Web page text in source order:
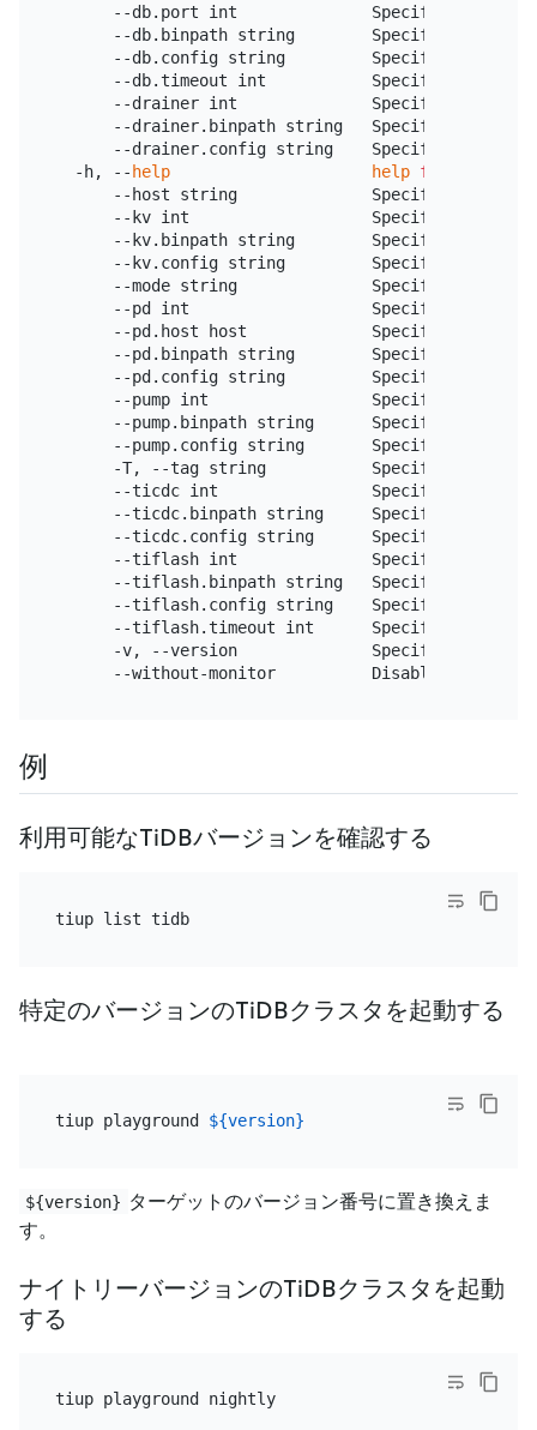
--db.port int              Specify the port
--db.binpath string        Specify the
--db.config string         Specify the
--db.timeout int           Specify TiDB
--drainer int              Specify Drainer
--drainer.binpath string   Specify the
--drainer.config string    Specify the
  -h, --
help help for
--host string              Specify the
--kv int                   Specify the
--kv.binpath string        Specify the
--kv.config string         Specify the
--mode string              Specify the
--pd int                   Specify the
--pd.host host             Specify the
--pd.binpath string        Specify the PD
--pd.config string         Specify the PD
--pump int                 Specify the
--pump.binpath string      Specify the
--pump.config string       Specify the
      -T, --tag string           Specify a tag
--ticdc int                Specify the
--ticdc.binpath string     Specify the
--ticdc.config string      Specify the
--tiflash int              Specify the
--tiflash.binpath string   Specify the
--tiflash.config string    Specify the
--tiflash.timeout int      Specify TiFlash
-v, --version              Specify the
--without-monitor          Disable the
例
利用可能なTiDBバージョンを確認する
tiup list tidb
特定のバージョンのTiDBクラスタを起動する
tiup playground ${version}
${version} ターゲットのバージョン番号に置き換えま
す。
ナイトリーバージョンのTiDBクラスタを起動
する
tiup playground nightly